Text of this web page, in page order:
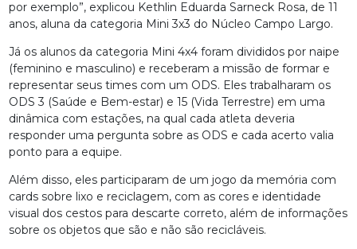
por exemplo”, explicou Kethlin Eduarda Sarneck Rosa, de 11
anos, aluna da categoria Mini 3x3 do Núcleo Campo Largo.
Já os alunos da categoria Mini 4x4 foram divididos por naipe
(feminino e masculino) e receberam a missão de formar e
representar seus times com um ODS. Eles trabalharam os
ODS 3 (Saúde e Bem-estar) e 15 (Vida Terrestre) em uma
dinâmica com estações, na qual cada atleta deveria
responder uma pergunta sobre as ODS e cada acerto valia
ponto para a equipe.
Além disso, eles participaram de um jogo da memória com
cards sobre lixo e reciclagem, com as cores e identidade
visual dos cestos para descarte correto, além de informações
sobre os objetos que são e não são recicláveis.